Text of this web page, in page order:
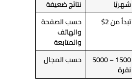
شهريًا
نتائج ضعيفة
تبدأ من 2$ حسب الصفحة
والهاتف
والمتابعة
1500 – 5000
نقرة
حسب المجال